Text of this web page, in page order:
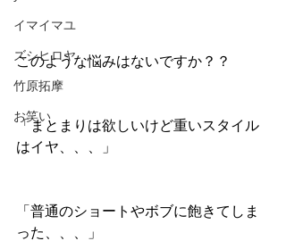
イマイマユ
ズシヒロヤ
竹原拓摩
お笑い
このような悩みはないですか？？
「まとまりは欲しいけど重いスタイル
はイヤ、、、」
「普通のショートやボブに飽きてしま
った、、、」